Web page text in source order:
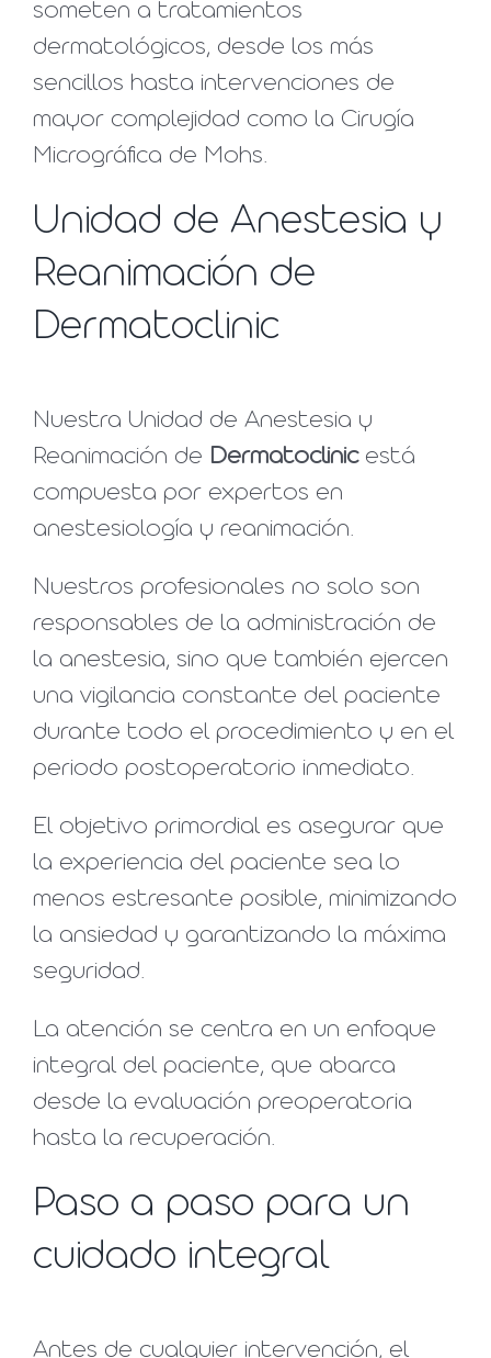
someten a tratamientos
dermatológicos, desde los más
sencillos hasta intervenciones de
mayor complejidad como la Cirugía
Micrográfica de Mohs.
Unidad de Anestesia y
Reanimación de
Dermatoclinic
Nuestra Unidad de Anestesia y
Reanimación de Dermatoclinicestá
compuesta por expertos en
anestesiología y reanimación.
Nuestros profesionales no solo son
responsables de la administración de
la anestesia, sino que también ejercen
una vigilancia constante del paciente
durante todo el procedimiento y en el
periodo postoperatorio inmediato.
El objetivo primordial es asegurar que
la experiencia del paciente sea lo
menos estresante posible, minimizando
la ansiedad y garantizando la máxima
seguridad.
La atención se centra en un enfoque
integral del paciente, que abarca
desde la evaluación preoperatoria
hasta la recuperación.
Paso a paso para un
cuidado integral
Antes de cualquier intervención, el